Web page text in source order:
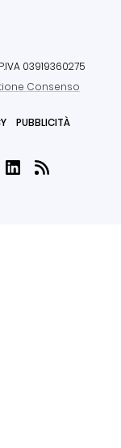
03919360275
Consenso
PUBBLICITÀ